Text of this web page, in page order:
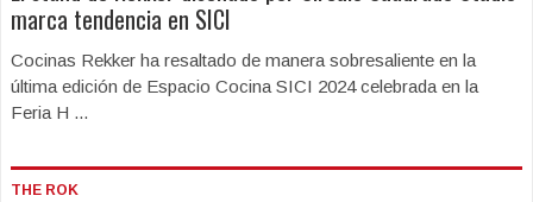
marca tendencia en SICI
Cocinas Rekker ha resaltado de manera sobresaliente en la
última edición de Espacio Cocina SICI 2024 celebrada en la
Feria H ...
THE ROK